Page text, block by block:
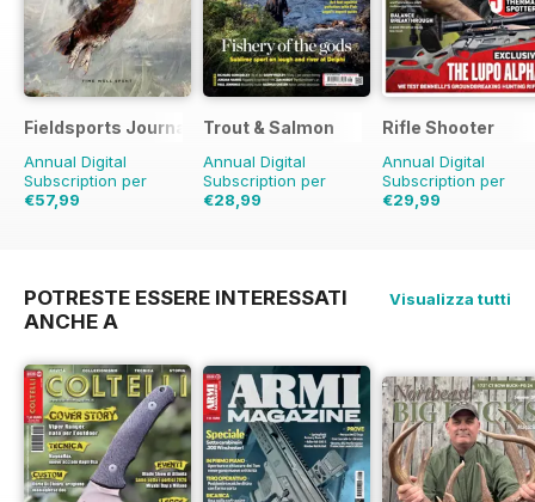
Fieldsports Journal
Annual Digital
Subscription per
€57,99
Trout & Salmon
Annual Digital
Subscription per
€28,99
Rifle Shooter
Annual Digital
Subscription per
€29,99
POTRESTE ESSERE INTERESSATI
ANCHE A
Visualizza tutti